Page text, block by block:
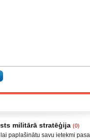
militārā stratēģija (0)
paplašinātu savu ietekmi